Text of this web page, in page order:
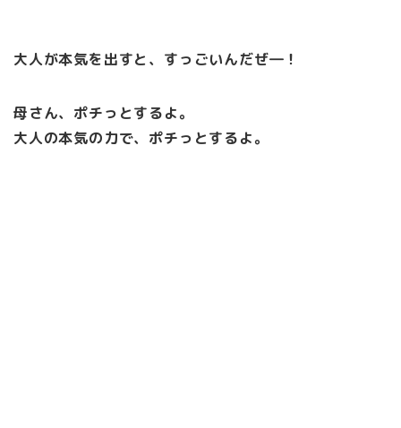
大人が本気を出すと、すっごいんだぜ―！
母さん、ポチっとするよ。
大人の本気の力で、ポチっとするよ。